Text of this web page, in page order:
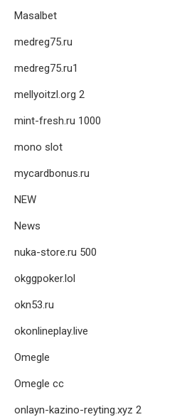
Masalbet
medreg75.ru
medreg75.ru1
mellyoitzl.org 2
mint-fresh.ru 1000
mono slot
mycardbonus.ru
NEW
News
nuka-store.ru 500
okggpoker.lol
okn53.ru
okonlineplay.live
Omegle
Omegle cc
onlayn-kazino-reyting.xyz 2